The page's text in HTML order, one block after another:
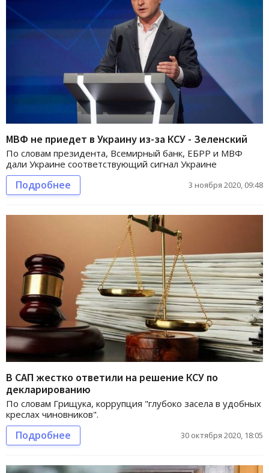
МВФ не приедет в Украину из-за КСУ - Зеленский
По словам президента, Всемирный банк, ЕБРР и МВФ
дали Украине соответствующий сигнал Украине
Подробнее 3 ноября 2020, 09:48
В САП жестко ответили на решение КСУ по
декларированию
По словам Грищука, коррупция "глубоко засела в удобных
креслах чиновников".
Подробнее 30 октября 2020, 18:05